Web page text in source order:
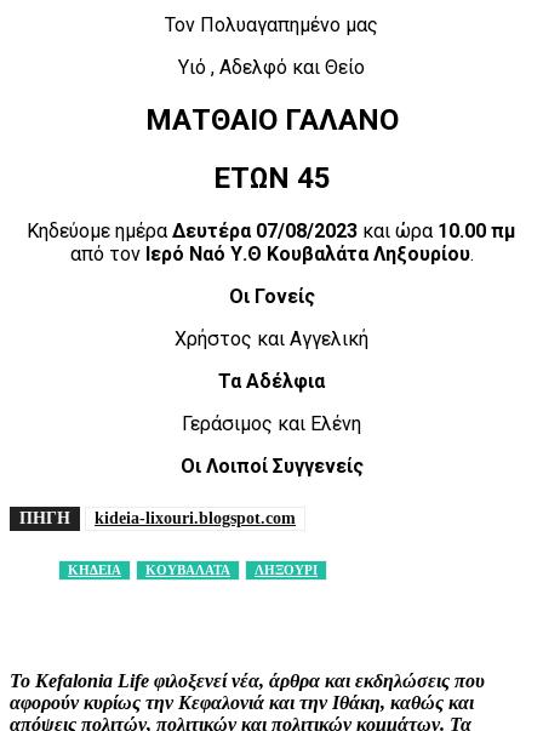
Τον Πολυαγαπημένο μας
Υιό , Αδελφό και Θείο
ΜΑΤΘΑΙΟ ΓΑΛΑΝΟ
ΕΤΩΝ 45
Κηδεύομε ημέρα Δευτέρα 07/08/2023 και ώρα 10.00 πμ
από τον Ιερό Ναό Υ.Θ Κουβαλάτα Ληξουρίου.
Οι Γονείς
Χρήστος και Αγγελική
Τα Αδέλφια
Γεράσιμος και Ελένη
Οι Λοιποί Συγγενείς
ΠΗΓΗ kideia-lixouri.blogspot.com
ΚΗΔΕΙΑ ΚΟΥΒΑΛΑΤΑ ΛΗΞΟΥΡΙ
Το Kefalonia Life φιλοξενεί νέα, άρθρα και εκδηλώσεις που
αφορούν κυρίως την Κεφαλονιά και την Ιθάκη, καθώς και
απόψεις πολιτών, πολιτικών και πολιτικών κομμάτων. Τα